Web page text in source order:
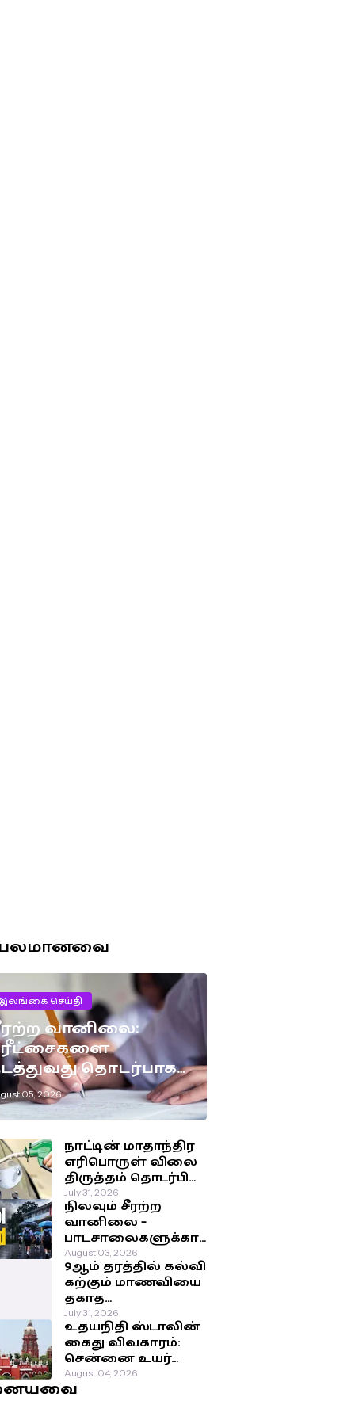
செய்தி
வானிலை:
தொடர்பாக
தீர்மானம்!
05, 2026
நாட்டின் மாதாந்திர
எரிபொருள் விலை
திருத்தம் தொடர்பில்
இன்று
வெளியாகவுள்ள
அறிவிப்பு!
July 31, 2026
நிலவும் சீரற்ற
வானிலை –
பாடசாலைகளுக்கா
ன விடுமுறை
தொடர்பில்
வௌியான தகவல்!
August 03, 2026
9ஆம் தரத்தில் கல்வி
கற்கும் மாணவியை
தகாத
செயற்பாட்டுக்கு
உட்படுத்திய சக
மாணவர்கள்!
July 31, 2026
உதயநிதி ஸ்டாலின்
கைது விவகாரம்:
சென்னை உயர்
நீதிமன்றம்
பிறப்பித்த அதிரடி
August 04, 2026